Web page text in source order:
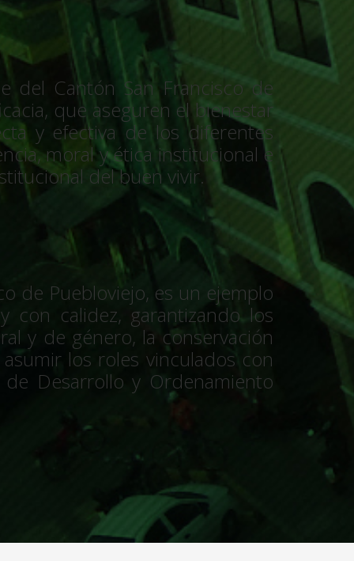
del Cantón San Francisco de
que aseguren el bienestar
y efectiva de los diferentes
moral y ética institucional e
del buen vivir.
de Puebloviejo, es un ejemplo
con calidez, garantizando los
y de género, la conservación
los roles vinculados con
Desarrollo y Ordenamiento